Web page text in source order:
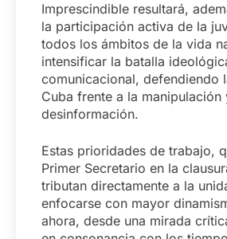
Imprescindible resultará,
la participación activa de la
todos los ámbitos de la vida
intensificar la batalla
comunicacional, defendiendo
Cuba frente a la manipulación
desinformación.
Estas prioridades de trabajo,
Primer Secretario en la
tributan directamente a la
enfocarse con mayor
ahora, desde una mirada